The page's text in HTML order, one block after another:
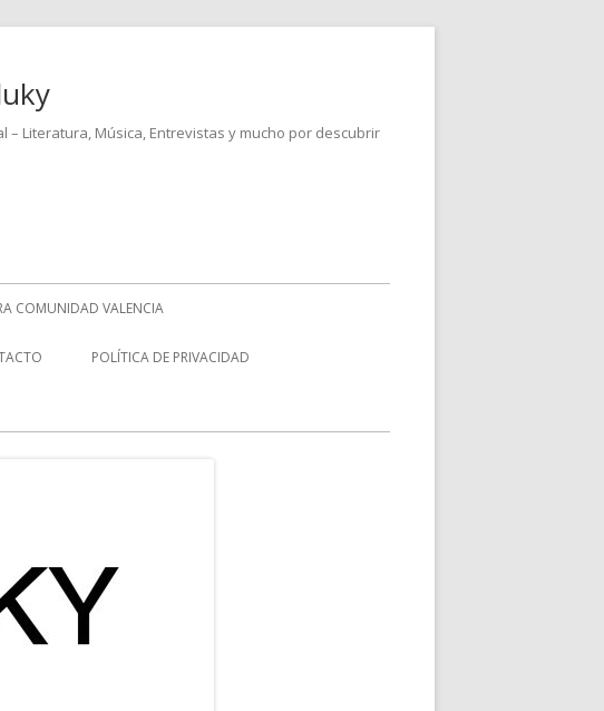
– Literatura, Música, Entrevistas y mucho por descubrir
COMUNIDAD VALENCIA
POLÍTICA DE PRIVACIDAD